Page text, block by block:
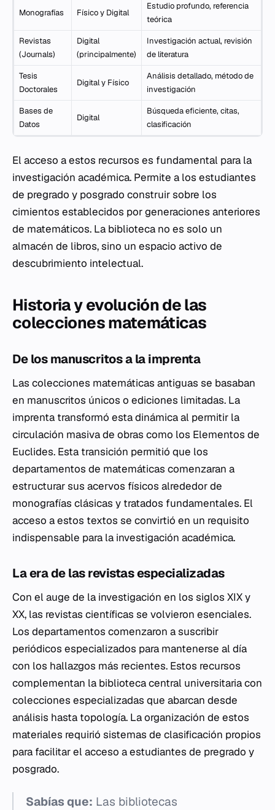
Monografías Físico y Digital
Estudio profundo, referencia
teórica
Revistas
(Journals)
Digital
(principalmente)
Investigación actual, revisión
de literatura
Tesis
Doctorales
Digital y Físico
Análisis detallado, método de
investigación
Bases de
Datos
Digital
Búsqueda eficiente, citas,
clasificación
El acceso a estos recursos es fundamental para la
investigación académica. Permite a los estudiantes
de pregrado y posgrado construir sobre los
cimientos establecidos por generaciones anteriores
de matemáticos. La biblioteca no es solo un
almacén de libros, sino un espacio activo de
descubrimiento intelectual.
Historia y evolución de las
colecciones matemáticas
De los manuscritos a la imprenta
Las colecciones matemáticas antiguas se basaban
en manuscritos únicos o ediciones limitadas. La
imprenta transformó esta dinámica al permitir la
circulación masiva de obras como los Elementos de
Euclides. Esta transición permitió que los
departamentos de matemáticas comenzaran a
estructurar sus acervos físicos alrededor de
monografías clásicas y tratados fundamentales. El
acceso a estos textos se convirtió en un requisito
indispensable para la investigación académica.
La era de las revistas especializadas
Con el auge de la investigación en los siglos XIX y
XX, las revistas científicas se volvieron esenciales.
Los departamentos comenzaron a suscribir
periódicos especializados para mantenerse al día
con los hallazgos más recientes. Estos recursos
complementan la biblioteca central universitaria con
colecciones especializadas que abarcan desde
análisis hasta topología. La organización de estos
materiales requirió sistemas de clasificación propios
para facilitar el acceso a estudiantes de pregrado y
posgrado.
Sabías que: Las bibliotecas